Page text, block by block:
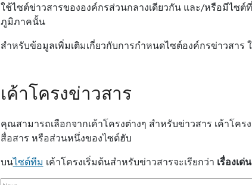
ใช้ไซต์ข่าวสารขององค์กรส่วนกลางเดียวกัน และ/หรือมีไซ
ภูมิภาคนั้น
สําหรับข้อมูลเพิ่มเติมเกี่ยวกับการกําหนดไซต์องค์กรข่าวสาร
เค้าโครงข่าวสาร
คุณสามารถเลือกจากเค้าโครงต่างๆ สําหรับข่าวสาร เค้าโ
สื่อสาร หรือส่วนหนึ่งของไซต์ฮับ
บนไซต์ทีม เค้าโครงเริ่มต้นสําหรับข่าวสารจะเรียกว่า เรื่องเด่น